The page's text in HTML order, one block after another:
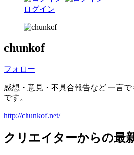
ログイン
chunkof
フォロー
感想・意見・不具合報告など 一言
です。
http://chunkof.net/
クリエイターからの最